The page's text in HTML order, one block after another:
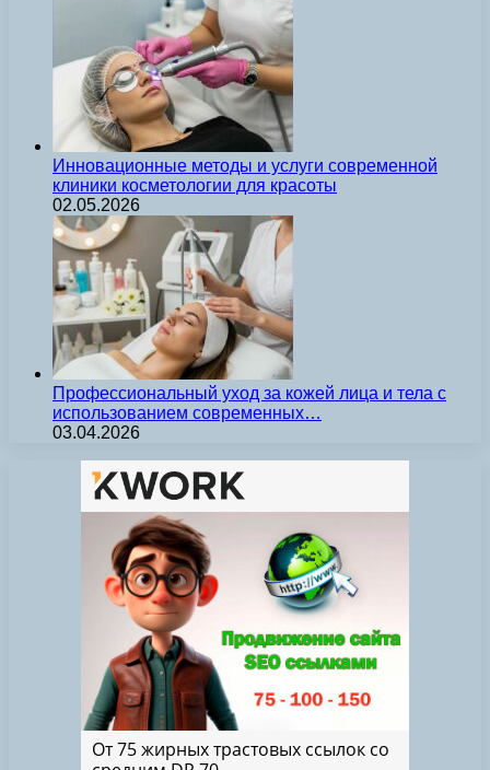
Инновационные методы и услуги современной
клиники косметологии для красоты
02.05.2026
Профессиональный уход за кожей лица и тела с
использованием современных…
03.04.2026